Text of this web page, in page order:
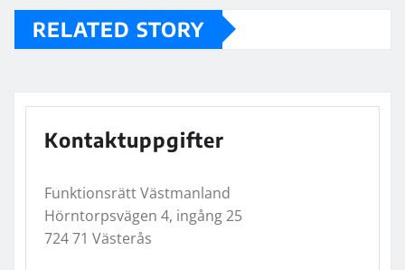
RELATED STORY
Kontaktuppgifter
Funktionsrätt Västmanland
Hörntorpsvägen 4, ingång 25
724 71 Västerås